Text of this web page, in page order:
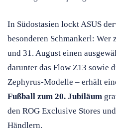
In Südostasien lockt ASUS
besonderen Schmankerl: Wer
und 31. August einen
darunter das Flow Z13 sowie
Zephyrus-Modelle – erhält
Fußball zum 20. Jubiläum
den ROG Exclusive Stores
Händlern.